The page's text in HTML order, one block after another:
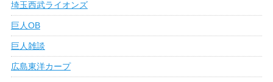
埼玉西武ライオンズ
巨人OB
巨人雑談
広島東洋カープ